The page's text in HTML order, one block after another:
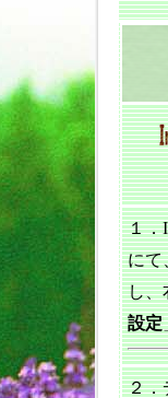
１．
にて
し、
設定
２．